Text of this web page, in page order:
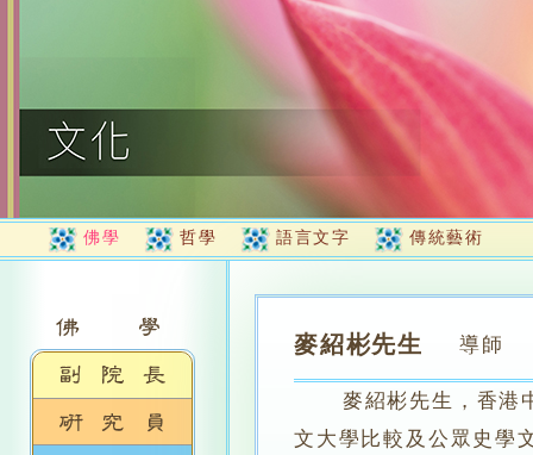
佛學 哲學 語言文字 傳統藝術
麥紹彬先生 導師
麥紹彬先生，香港中
文大學比較及公眾史學